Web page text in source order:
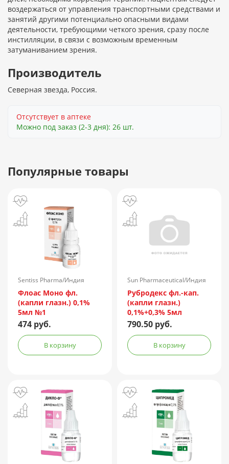
воздержаться от управления транспортными средствами и
занятий другими потенциально опасными видами
деятельности, требующими четкого зрения, сразу после
инстилляции, в связи с возможным временным
затуманиванием зрения.
Производитель
Северная звезда, Россия.
Отсутствует в аптеке
Можно под заказ (2-3 дня): 26 шт.
Популярные товары
Sentiss Pharma/Индия
Флоас Моно фл.
(капли глазн.) 0,1%
5мл №1
474 руб.
В корзину
Sun Pharmaceutical/Индия
Рубродекс фл.-кап.
(капли глазн.)
0,1%+0,3% 5мл
790.50 руб.
В корзину